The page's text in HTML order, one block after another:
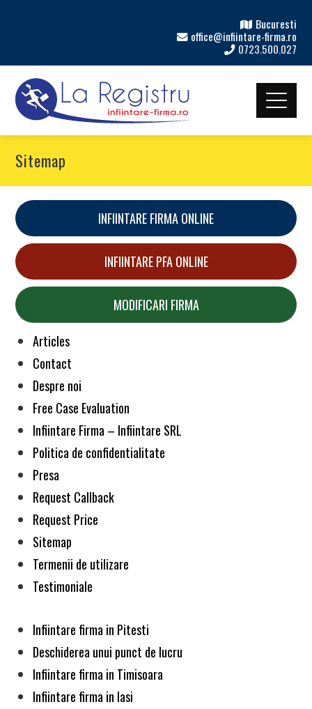
Bucuresti
office@infiintare-firma.ro
0723.500.027
Sitemap
INFIINTARE FIRMA ONLINE
INFIINTARE PFA ONLINE
MODIFICARI FIRMA
Articles
Contact
Despre noi
Free Case Evaluation
Infiintare Firma – Infiintare SRL
Politica de confidentialitate
Presa
Request Callback
Request Price
Sitemap
Termenii de utilizare
Testimoniale
Infiintare firma in Pitesti
Deschiderea unui punct de lucru
Infiintare firma in Timisoara
Infiintare firma in Iasi